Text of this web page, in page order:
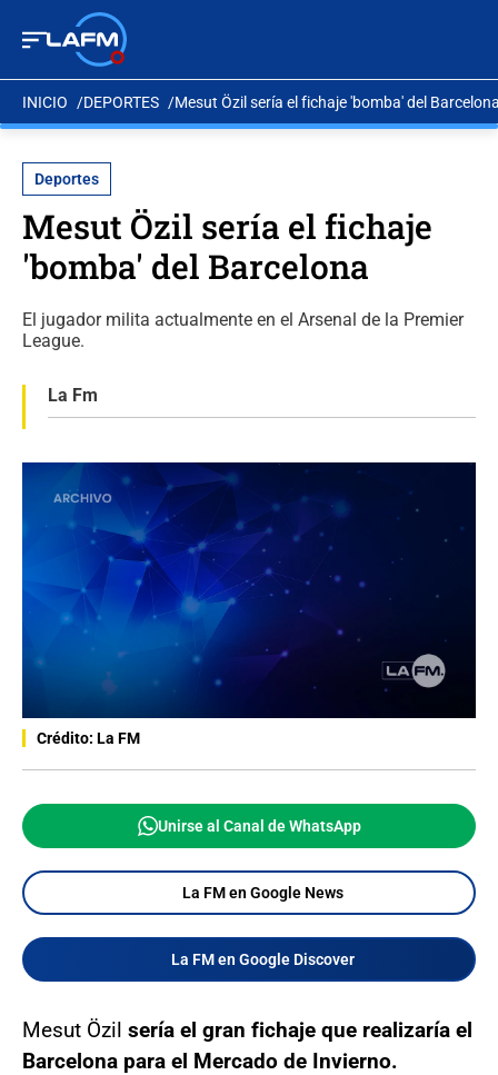
INICIO DEPORTES Mesut Özil sería el fichaje 'bomba' del
Deportes
Mesut Özil sería el fichaje
'bomba' del Barcelona
El jugador milita actualmente en el Arsenal de la Premier
League.
La Fm
Crédito: La FM
Unirse al Canal de WhatsApp
La FM en Google News
La FM en Google Discover
Mesut Özil sería el gran fichaje que realizaría el
Barcelona para el Mercado de Invierno.